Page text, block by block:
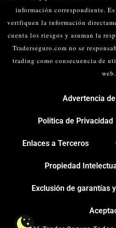
información correspondiente.
verifiquen la información
cuenta los riesgos y asuman la
Traderseguro.com no se
trading como consecuencia de
web.
Advertencia
Política de Privacidad
Enlaces a Terceros
Propiedad
Exclusión de garantías